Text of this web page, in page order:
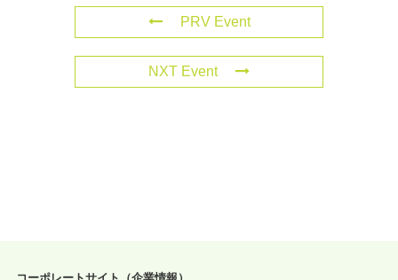
PRV Event
NXT Event